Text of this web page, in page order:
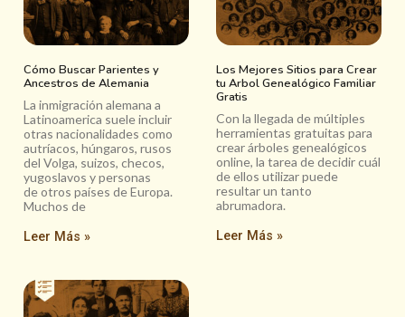
Cómo Buscar Parientes y
Ancestros de Alemania
La inmigración alemana a
Latinoamerica suele incluir
otras nacionalidades como
autríacos, húngaros, rusos
del Volga, suizos, checos,
yugoslavos y personas
de otros países de Europa.
Muchos de
Leer Más »
Los Mejores Sitios para Crear
tu Arbol Genealógico Familiar
Gratis
Con la llegada de múltiples
herramientas gratuitas para
crear árboles genealógicos
online, la tarea de decidir cuál
de ellos utilizar puede
resultar un tanto
abrumadora.
Leer Más »